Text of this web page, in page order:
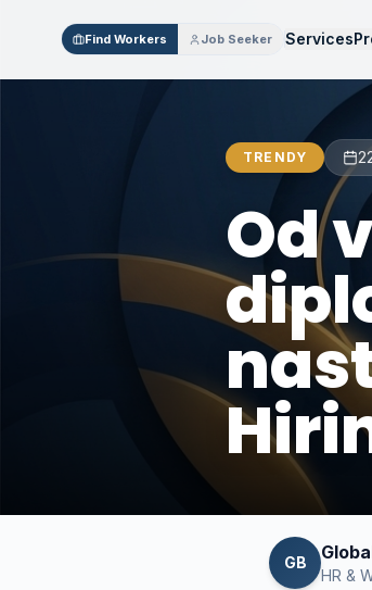
Find Workers Job Seeker Services
TRENDY
Od
GB
HR &